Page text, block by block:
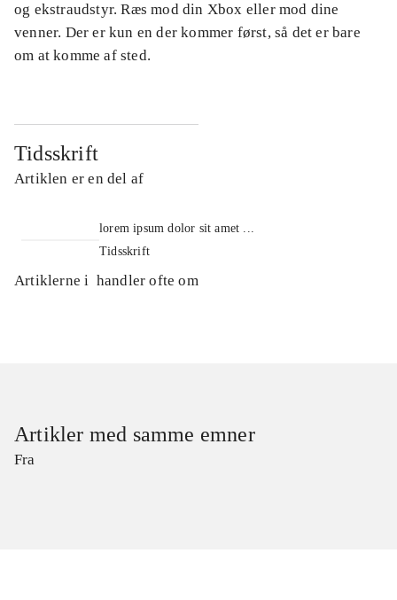
og ekstraudstyr. Ræs mod din Xbox eller mod dine
venner. Der er kun en der kommer først, så det er bare
om at komme af sted.
Tidsskrift
Artiklen er en del af
lorem ipsum dolor sit amet ...
Tidsskrift
Artiklerne i handler ofte om
Artikler med samme emner
Fra